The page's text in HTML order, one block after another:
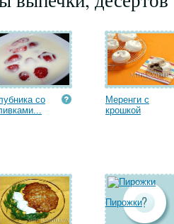
со
Меренги с
крошкой
Пирожки